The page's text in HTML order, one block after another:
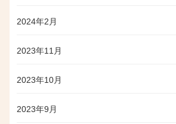
2024年2月
2023年11月
2023年10月
2023年9月